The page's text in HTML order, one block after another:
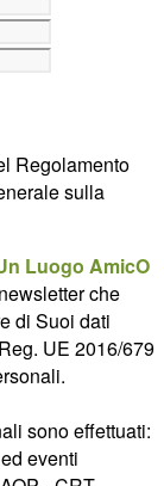
Regolamento
sulla
Luogo AmicO
che
di Suoi dati
UE 2016/679
sono effettuati:
eventi